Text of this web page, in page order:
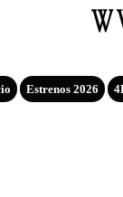
Estrenos 2026